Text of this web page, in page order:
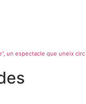
un espectacle que uneix